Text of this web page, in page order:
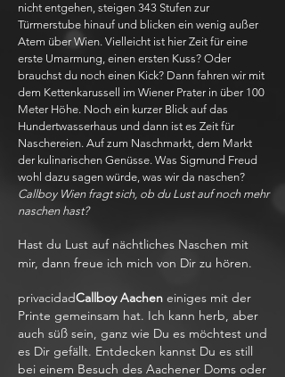
nicht entgehen, steigen 343 Stufen zur
Türmerstube hinauf und blicken ein wenig außer
Atem über Wien. Vielleicht ist hier Zeit für eine
erste Umarmung, einen ersten Kuss? Oder
brauchst du noch einen Kick? Dann fahren wir mit
dem Kettenkarussell im Wiener Prater in über 100
Meter Höhe. Noch ein kurzer Blick auf das
Hundertwasserhaus und dann ist es Zeit für
Naschereien. Auf zum Naschmarkt, dem Markt
der kulinarischen Genüsse. Was Sigmund Freud
wohl dazu sagen würde, was wir da naschen?
Callboy Wien fragt sich, ob du Lust auf noch mehr
naschen hast?
Hast du Lust auf nächtliches Naschen mit
mir, dann freue ich mich von Dir zu hören.
privacidadCallboy Aachen einiges mit der
Printe gemeinsam hat. Ich kann herb, aber
auch süß sein, ganz wie Du es möchtest und
es Dir gefällt. Entdecken kannst Du es still
bei einem Besuch des Aachener Doms oder